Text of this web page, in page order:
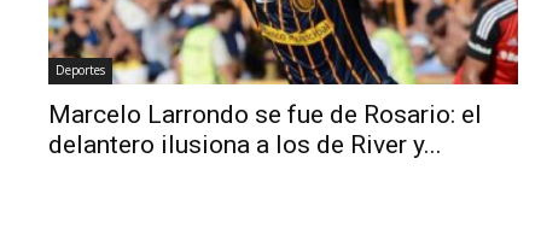
Deportes
Marcelo Larrondo se fue de Rosario: el
delantero ilusiona a los de River y...